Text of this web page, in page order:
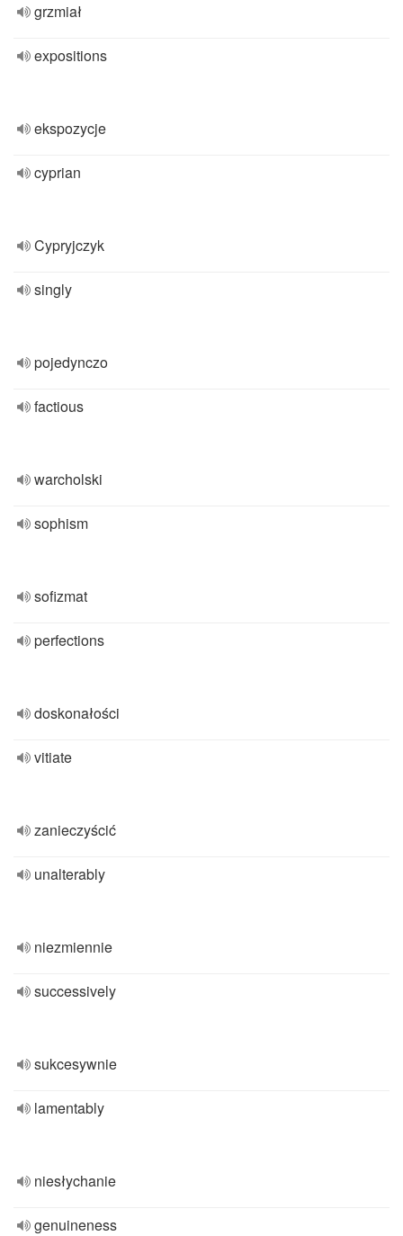
grzmiał
expositions
ekspozycje
cyprian
Cypryjczyk
singly
pojedynczo
factious
warcholski
sophism
sofizmat
perfections
doskonałości
vitiate
zanieczyścić
unalterably
niezmiennie
successively
sukcesywnie
lamentably
niesłychanie
genuineness